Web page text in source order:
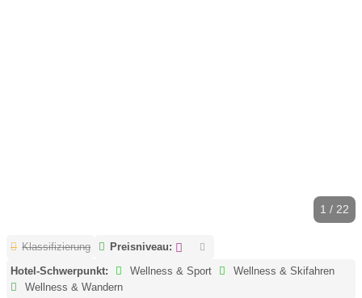
1 / 22
Klassifizierung
Preisniveau:
Hotel-Schwerpunkt:
Wellness & Sport
Wellness & Skifahren
Wellness & Wandern